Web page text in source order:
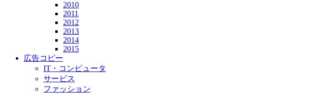
2010
2011
2012
2013
2014
2015
広告コピー
IT・コンピュータ
サービス
ファッション